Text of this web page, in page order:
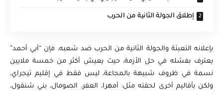
إطلاق الجولة الثانية من الحرب
بإعلانه التعبئة والجولة الثانية من الحرب ضد شعبه، فإن “آبي أحمد”
يعترف بفشله في حل الأزمة، حيث يعيش أكثر من خمسة ملايين
نسمة في ظروف شبيهة بالمجاعة، ليس فقط في إقليم تيجراي،
ولكن بأقاليم أخرى لحقته مثل: أمهرا، العفر، الصومال، بني شنقول،